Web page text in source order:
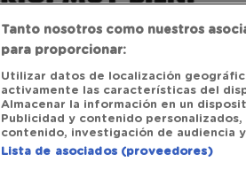
Tanto nosotros como nuestros
para proporcionar:
Utilizar datos de localización
activamente las características del
Almacenar la información en un
Publicidad y contenido
contenido, investigación de audiencia
Lista de asociados (proveedores)